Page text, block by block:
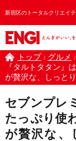
新宿区のトータルクリエイ
トップ / グルメ /
『タルトタタン』
が贅沢な、しっと
セブンプレ
たっぷり使
が贅沢な、